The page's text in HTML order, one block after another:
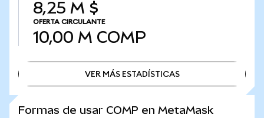
8,25 M $
OFERTA CIRCULANTE
10,00 M COMP
VER MÁS ESTADÍSTICAS
Formas de usar COMP en MetaMask